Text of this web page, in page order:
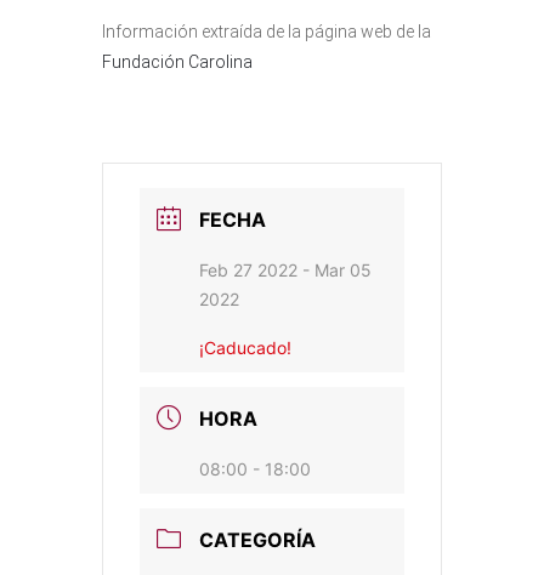
Información extraída de la página web de la
Fundación Carolina
FECHA
Feb 27 2022 - Mar 05
2022
¡Caducado!
HORA
08:00 - 18:00
CATEGORÍA